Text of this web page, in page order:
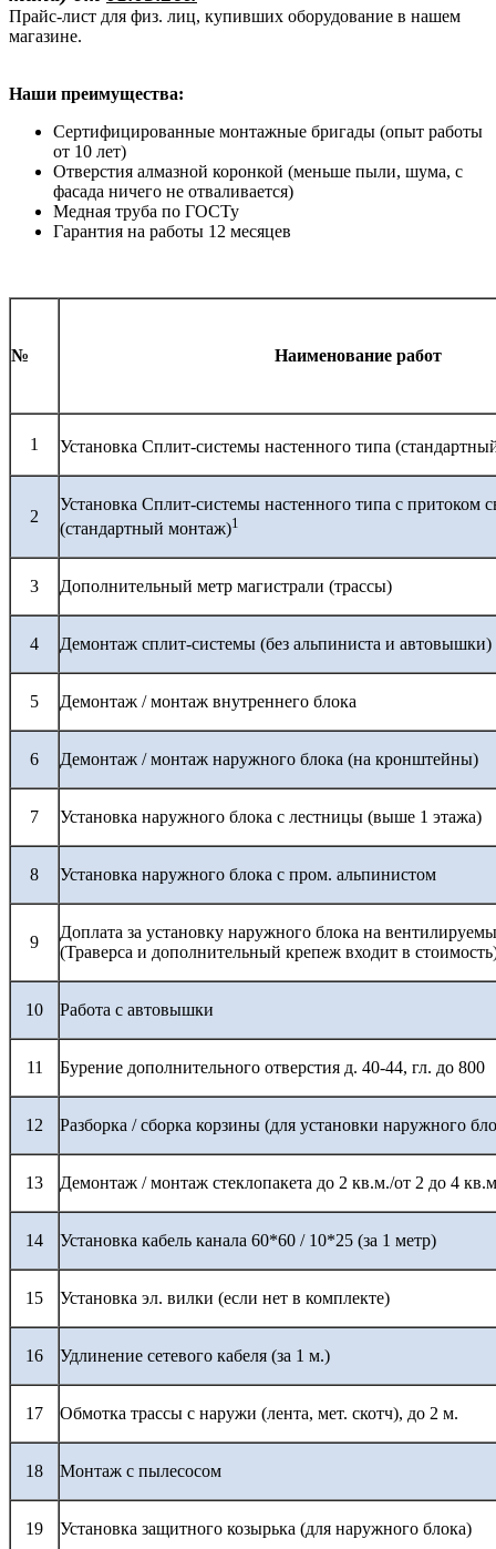
Прайс-лист для физ. лиц, купивших оборудование в нашем
магазине.
Наши преимущества:
Сертифицированные монтажные бригады (опыт работы
от 10 лет)
Отверстия алмазной коронкой (меньше пыли, шума, с
фасада ничего не отваливается)
Медная труба по ГОСТу
Гарантия на работы 12 месяцев
№ Наименование работ
1 Установка Сплит-системы настенного типа
2
Установка Сплит-системы настенного типа с притоком
(стандартный монтаж)1
3 Дополнительный метр магистрали (трассы)
4 Демонтаж сплит-системы (без альпиниста и автовышки)
5 Демонтаж / монтаж внутреннего блока
6 Демонтаж / монтаж наружного блока (на кронштейны)
7 Установка наружного блока с лестницы (выше 1 этажа)
8 Установка наружного блока с пром. альпинистом
9
Доплата за установку наружного блока на
(Траверса и дополнительный крепеж входит в
10 Работа с автовышки
11 Бурение дополнительного отверстия д. 40-44, гл. до 800
12 Разборка / сборка корзины (для установки наружного
13 Демонтаж / монтаж стеклопакета до 2 кв.м./от 2 до 4
14 Установка кабель канала 60*60 / 10*25 (за 1 метр)
15 Установка эл. вилки (если нет в комплекте)
16 Удлинение сетевого кабеля (за 1 м.)
17 Обмотка трассы с наружи (лента, мет. скотч), до 2 м.
18 Монтаж с пылесосом
19 Установка защитного козырька (для наружного блока)